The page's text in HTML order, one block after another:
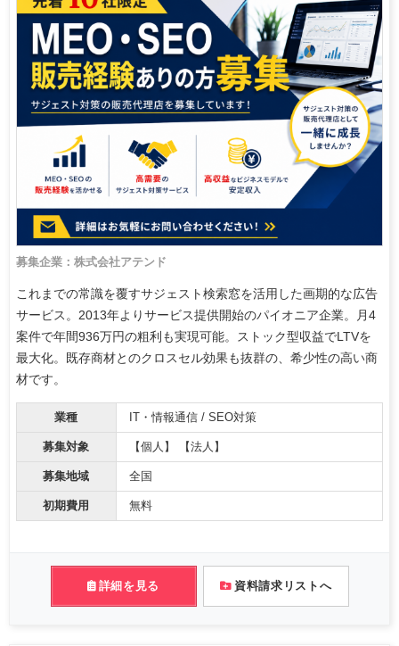
募集企業：株式会社アテンド
これまでの常識を覆すサジェスト検索窓を活用した画期的な広告
サービス。2013年よりサービス提供開始のパイオニア企業。月4
案件で年間936万円の粗利も実現可能。ストック型収益でLTVを
最大化。既存商材とのクロスセル効果も抜群の、希少性の高い商
材です。
業種 IT・情報通信 / SEO対策
募集対象 【個人】 【法人】
募集地域 全国
初期費用 無料
詳細を見る 資料請求リストへ